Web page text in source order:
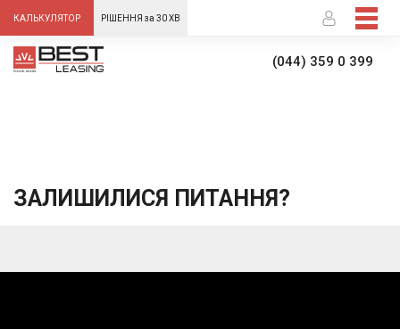
КАЛЬКУЛЯТОР РІШЕННЯ за 30 ХВ
(044) 359 0 399
ЗАЛИШИЛИСЯ ПИТАННЯ?